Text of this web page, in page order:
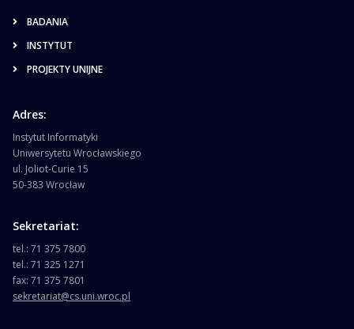
BADANIA
INSTYTUT
PROJEKTY UNIJNE
Adres:
Instytut Informatyki
Uniwersytetu Wrocławskiego
ul. Joliot-Curie 15
50-383 Wrocław
Sekretariat:
tel.: 71 375 7800
tel.: 71 325 1271
fax: 71 375 7801
sekretariat@cs.uni.wroc.pl